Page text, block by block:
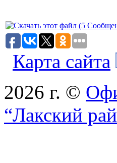
Карта сайта
2026 г. ©
“Лакский